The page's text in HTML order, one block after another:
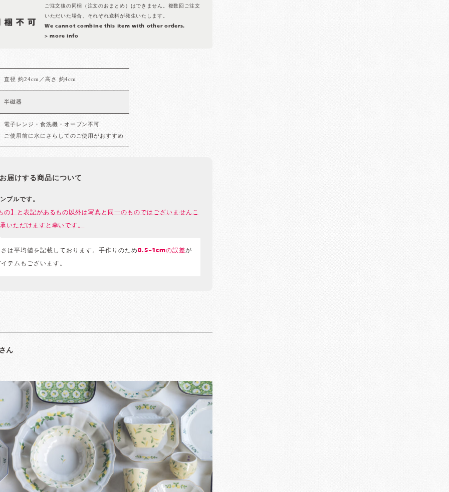
ご注文後の同梱（注文のおまとめ）はできません。複数回ご注文
いただいた場合、それぞれ送料が発生いたします。
We cannot combine this item with other orders.
> more info
直径 約24cm／高さ 約4cm
半磁器
電子レンジ・食洗機・オーブン不可
ご使用前に水にさらしてのご使用がおすすめ
届けする商品について
プルです。
】と表記があるもの以外は写真と同一のものではございませんこ
いただけますと幸いです。
は平均値を記載しております。手作りのため0.5~1cmの誤差が
テムもございます。